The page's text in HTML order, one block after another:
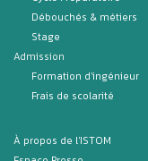
Débouchés & métiers
Stage
Admission
Formation d'ingénieur
Frais de scolarité
À propos de l'ISTOM